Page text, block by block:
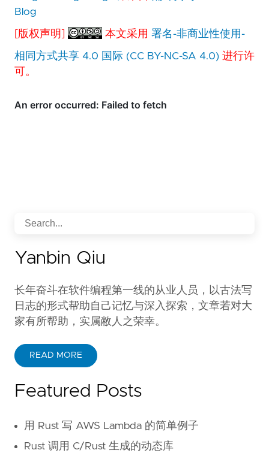
Blog
[版权声明] 本文采用署名-非商业性使用-
相同方式共享 4.0 国际 (CC BY-NC-SA 4.0) 进行许
可。
Yanbin Qiu
长年奋斗在软件编程第一线的从业人员，以古法写
日志的形式帮助自己记忆与深入探索，文章若对大
家有所帮助，实属敝人之荣幸。
READ MORE
Featured Posts
用 Rust 写 AWS Lambda 的简单例子
Rust 调用 C/Rust 生成的动态库